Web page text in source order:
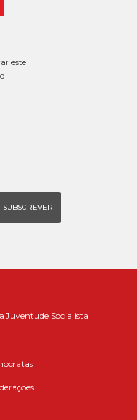
este
Juventude Socialista